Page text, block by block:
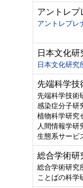
アントレプ
アントレプレ
日本文化研
日本文化研究
先端科学技
先端科学技術
感染症分子研
植物科学研究
人間情報学研
生態系サービ
総合学術研
総合学術研究
ことばの科学